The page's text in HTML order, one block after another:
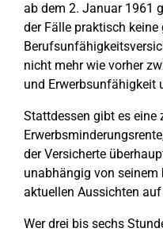
ab dem 2. Januar 1961
der Fälle praktisch keine
nicht mehr wie vorher
und Erwerbsunfähigkeit
Stattdessen gibt es eine
der Versicherte
unabhängig von seinem
aktuellen Aussichten
Wer drei bis sechs